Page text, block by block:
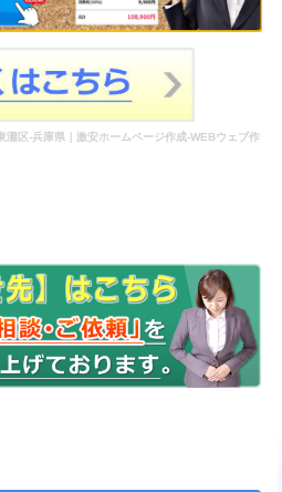
灘区-兵庫県｜激安ホームページ作成-WEBウェブ作